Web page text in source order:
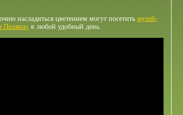
насладиться цветением могут посетить музей-
Поляна» в любой удобный день.